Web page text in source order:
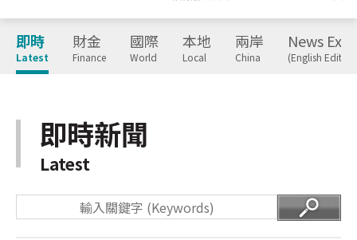
即時
Latest
財金
Finance
國際
World
本地
Local
兩岸
China
News
(English
即時新聞
Latest